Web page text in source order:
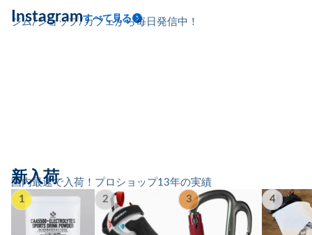
ジム/ショップ/カフェから毎日発信中！
Instagramすべて見る
国内最速で入荷！プロショップ13年の実績
新入荷
1 2 3 4